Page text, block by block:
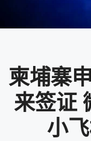
柬埔寨
来签证
小